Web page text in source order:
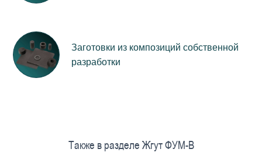
Заготовки из композиций собственной
разработки
Также в разделе Жгут ФУМ-В